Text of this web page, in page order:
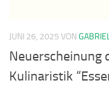
JUNI 26, 2025 VON
Neuerscheinung
Kulinaristik